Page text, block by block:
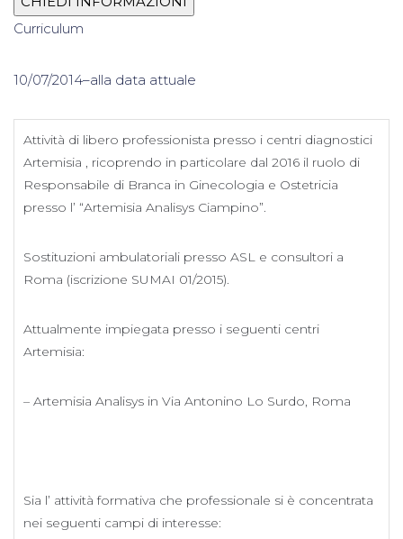
Curriculum
10/07/2014–alla data attuale
Attività di libero professionista presso i centri diagnostici
Artemisia , ricoprendo in particolare dal 2016 il ruolo di
Responsabile di Branca in Ginecologia e Ostetricia
presso l’ “Artemisia Analisys Ciampino”.
Sostituzioni ambulatoriali presso ASL e consultori a
Roma (iscrizione SUMAI 01/2015).​
Attualmente impiegata presso i seguenti centri
Artemisia:
– Artemisia Analisys in Via Antonino Lo Surdo, Roma
Sia l’ attività formativa che professionale si è concentrata
nei seguenti campi di interesse: